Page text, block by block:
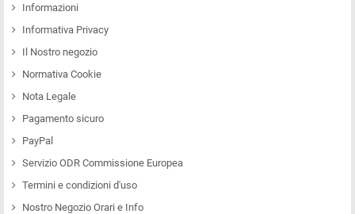
Informazioni
Informativa Privacy
Il Nostro negozio
Normativa Cookie
Nota Legale
Pagamento sicuro
PayPal
Servizio ODR Commissione Europea
Termini e condizioni d'uso
Nostro Negozio Orari e Info